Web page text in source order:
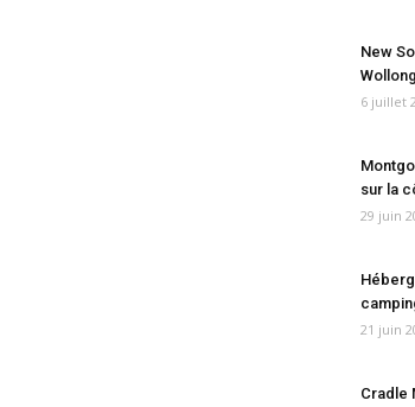
New
6 juillet
sur la
29 juin
21 juin
Cradle